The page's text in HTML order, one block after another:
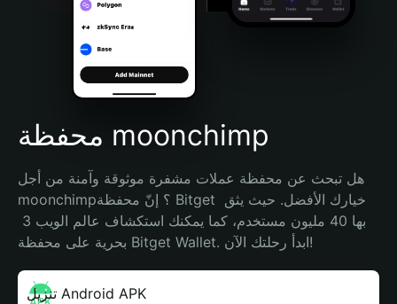
Português (Brasil)
Español (Argentina)
محفظة moonchimp
هل تبحث عن محفظة عملات مشفرة موثوقة وآمنة من أجل
moonchimp؟ إنّ محفظة Bitget خيارك الأفضل. حيث يثق
بحرية على محفظة Bitget Wallet. ابدأ رحلتك الآن!
تنزيل Android APK